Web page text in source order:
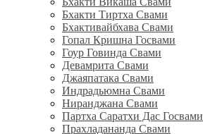
Бхакти Тиртха Свами
Бхактивайбхава Свами
Гопал Кришна Госвами
Гоур Говинда Свами
Девамрита Свами
Джаяпатака Свами
Индрадьюмна Свами
Ниранджана Свами
Партха Саратхи Дас Госвами
Прахладананда Свами